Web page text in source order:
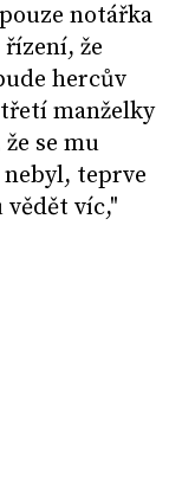
notářka
že
hercův
manželky
se mu
nebyl, teprve
víc,"